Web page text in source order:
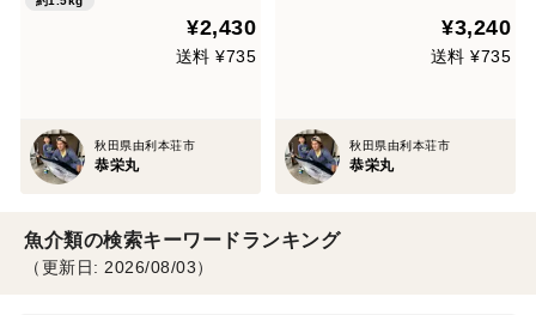
¥2,430
送料 ¥735
秋田県由利本荘市
恭栄丸
¥3,240
送料 ¥735
秋田県由利本荘市
恭栄丸
魚介類の検索キーワードランキング
（更新日: 2026/08/03）